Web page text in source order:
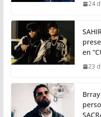
24
en
23